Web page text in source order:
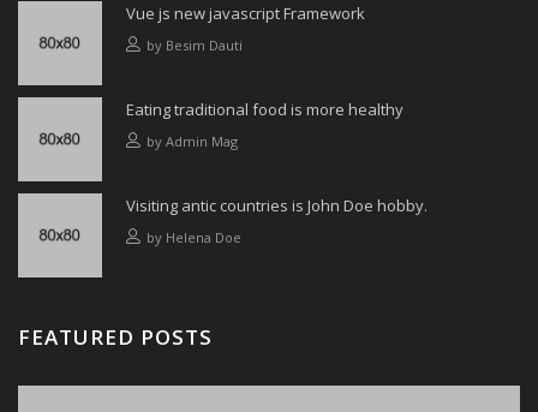
Vue js new javascript Framework
by Besim Dauti
Eating traditional food is more healthy
by Admin Mag
Visiting antic countries is John Doe hobby.
by Helena Doe
FEATURED POSTS